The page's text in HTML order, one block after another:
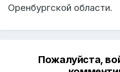
Оренбургской области.
Пожалуйста,